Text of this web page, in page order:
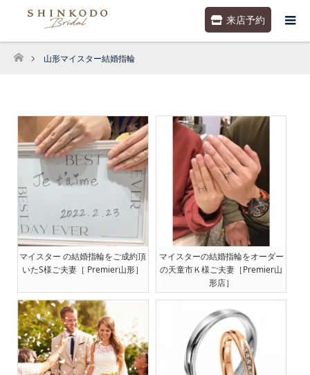
来店予約
ホーム
山形マイスター結婚指輪
マイスター の結婚指輪をご成約頂
いたS様ご夫妻［ Premier山形］
マイスターの結婚指輪をオーダー
の天童市Ｋ様ご夫妻［Premier山
形店］